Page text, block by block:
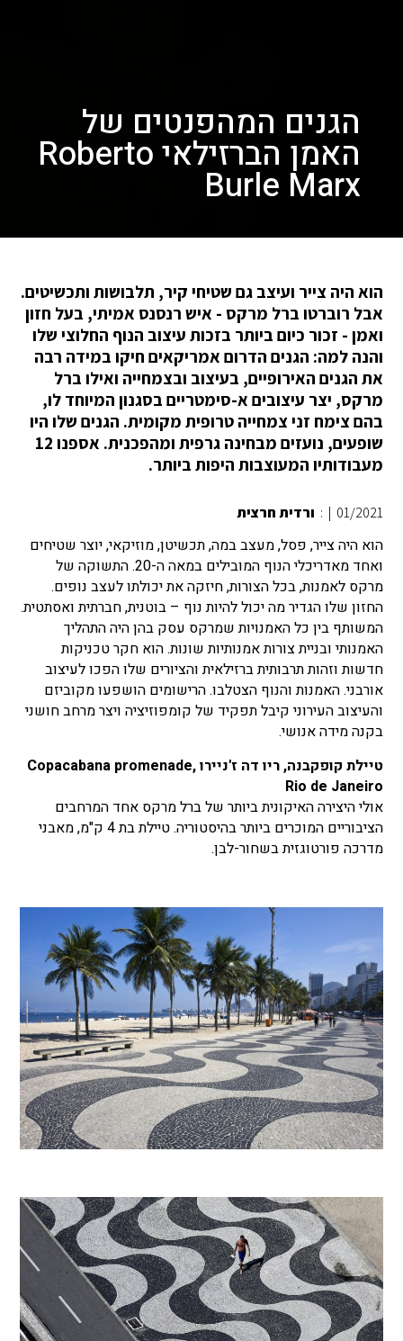
הגנים המהפנטים של
האמן הברזילאי Roberto
Burle Marx
הוא היה צייר ועיצב גם שטיחי קיר, תלבושות ותכשיטים.
אבל רוברטו ברל מרקס - איש רנסנס אמיתי, בעל חזון
ואמן - זכור כיום ביותר בזכות עיצוב הנוף החלוצי שלו
והנה למה: הגנים הדרום אמריקאים חיקו במידה רבה
את הגנים האירופיים, בעיצוב ובצמחייה ואילו ברל
מרקס, יצר עיצובים א-סימטריים בסגנון המיוחד לו,
בהם צימח זני צמחייה טרופית מקומית. הגנים שלו היו
שופעים, נועזים מבחינה גרפית ומהפכנית. אספנו 12
מעבודותיו המעוצבות היפות ביותר.
01/2021
|
: ורדית חרצית
הוא היה צייר, פסל, מעצב במה, תכשיטן, מוזיקאי, יוצר שטיחים
ואחד מאדריכלי הנוף המובילים במאה ה-20. התשוקה של
מרקס לאמנות, בכל הצורות, חיזקה את יכולתו לעצב נופים.
החזון שלו הגדיר מה יכול להיות נוף – בוטנית, חברתית ואסתטית.
המשותף בין כל האמנויות שמרקס עסק בהן היה התהליך
האמנותי ובניית צורות אמנותיות שונות. הוא חקר טכניקות
חדשות וזהות תרבותית ברזילאית והציורים שלו הפכו לעיצוב
אורבני. האמנות והנוף הצטלבו. הרישומים הושפעו מקוביזם
והעיצוב העירוני קיבל תפקיד של קומפוזיציה ויצר מרחב חושני
בקנה מידה אנושי.
טיילת קופקבנה, ריו דה ז'ניירו Copacabana promenade,
Rio de Janeiro
אולי היצירה האיקונית ביותר של ברל מרקס אחד המרחבים
הציבוריים המוכרים ביותר בהיסטוריה. טיילת בת 4 ק"מ, מאבני
מדרכה פורטוגזית בשחור-לבן.